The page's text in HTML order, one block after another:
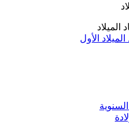
الميلاد
الأول